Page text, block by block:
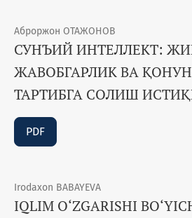
Аброржон ОТАЖОНОВ
СУНЪИЙ ИНТEЛЛEКТ:
ЖАВОБГАРЛИК ВА
ТАРТИБГА СОЛИШ
PDF
Irodaxon BABAYEVA
IQLIM O‘ZGARISHI